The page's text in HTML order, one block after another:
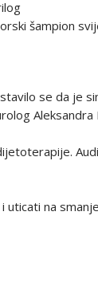
šampion
se da je
Aleksandra
uticati na